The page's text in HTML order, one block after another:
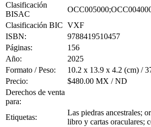
Clasificación
BISAC
Clasificación BIC VXF
ISBN:
9788419510457
Páginas:
156
Año:
2025
Formato / Peso:
10.2 x 13.9 x 4.2 (cm) /
Precio:
$480.00 MX / ND
Derechos de venta
para:
Etiquetas:
Las piedras ancestrales;
libro y cartas oraculares;